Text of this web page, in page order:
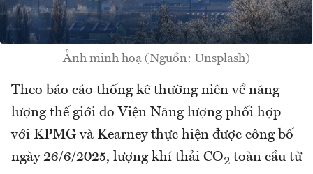
Ảnh minh hoạ (Nguồn: Unsplash)
Theo báo cáo thống kê thường niên về năng
lượng thế giới do Viện Năng lượng phối hợp
với KPMG và Kearney thực hiện được công bố
ngày 26/6/2025, lượng khí thải CO2 toàn cầu từ